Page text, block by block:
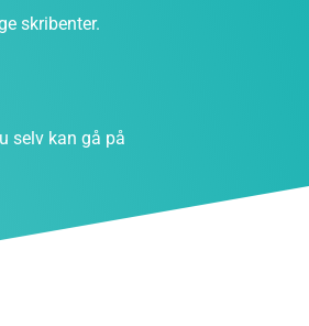
skribenter.
selv kan gå på